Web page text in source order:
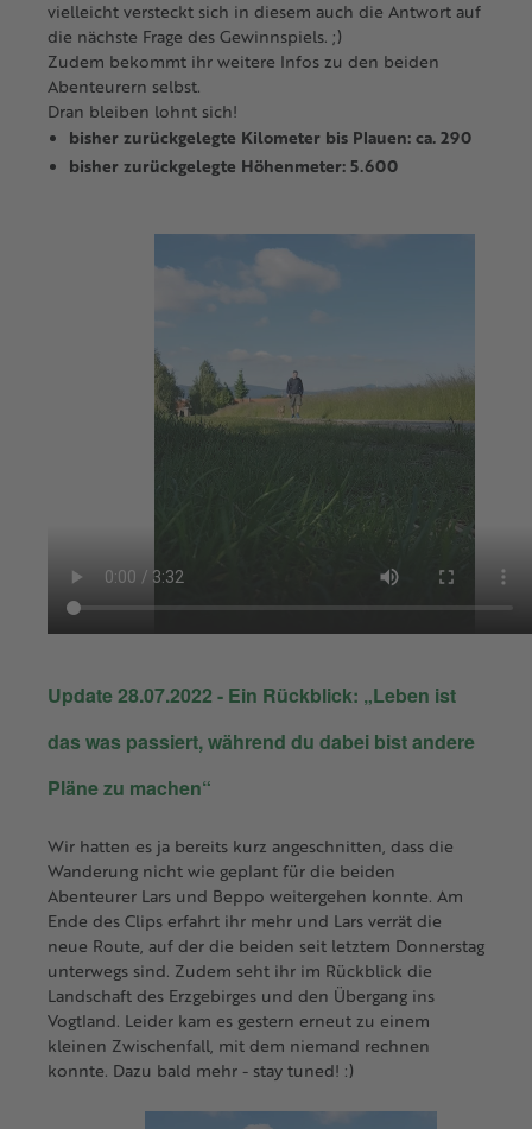
vielleicht versteckt sich in diesem auch die Antwort auf
die nächste Frage des Gewinnspiels. ;)
Zudem bekommt ihr weitere Infos zu den beiden
Abenteurern selbst.
Dran bleiben lohnt sich!
bisher zurückgelegte Kilometer bis Plauen: ca. 290
bisher zurückgelegte Höhenmeter: 5.600
Update 28.07.2022 - Ein Rückblick: „Leben ist
das was passiert, während du dabei bist andere
Pläne zu machen“
Wir hatten es ja bereits kurz angeschnitten, dass die
Wanderung nicht wie geplant für die beiden
Abenteurer Lars und Beppo weitergehen konnte. Am
Ende des Clips erfahrt ihr mehr und Lars verrät die
neue Route, auf der die beiden seit letztem Donnerstag
unterwegs sind. Zudem seht ihr im Rückblick die
Landschaft des Erzgebirges und den Übergang ins
Vogtland. Leider kam es gestern erneut zu einem
kleinen Zwischenfall, mit dem niemand rechnen
konnte. Dazu bald mehr - stay tuned! :)